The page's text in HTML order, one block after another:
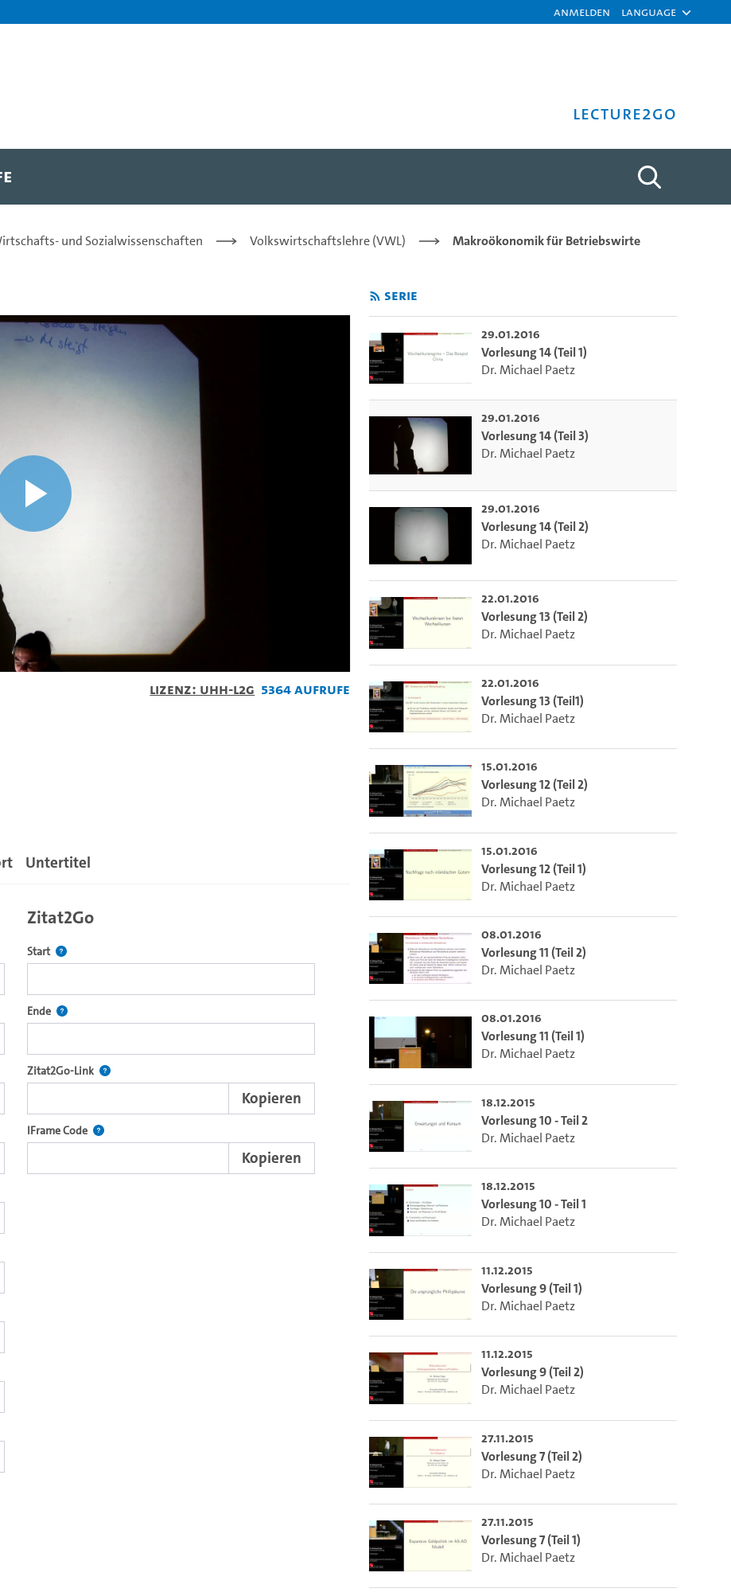
Anmelden Language
Lecture2Go
Dr. Michael Paetz - Universität Hamburg
und Sozialwissenschaften Volkswirtschaftslehre (VWL) Makroökonomik für Betriebswirte
Video
abspielen
Lizenz: UHH-L2G 5364 Aufrufe
Untertitel
Lecture2Go-Videoplayer einzubetten.
und die komplette Serie mit dem Lecture2Go-Videoplayer einzubetten.
Web-Applikationen.
browsereigenen Videoplayer einzubetten (HTML5).
Videos.
ein Video in den OpenOlat Video-Baustein einzubetten.
einzubetten.
Zitat2Go
Start Definiert den Startpunkt für Zitat2Go. Bitte in das Feld klicken, um die aktuelle Zeit auszuwählen.
Ende Definiert den Endpunkt für Zitat2Go. Bitte in das Feld klicken, um die aktuelle Zeit auszuwählen.
Zitat2Go-Link Nach der Auswahl eines Start- und Endpunktes verweist dieser Link auf den Ausschnitt des Videos.
Kopieren
IFrame Code Nutzen Sie diesen Code, um den Auschnitt des Videos mit dem Lecture2Go-Videoplayer einzubetten.
Kopieren
Serie
29.01.2016
Vorlesung 14 (Teil 1)
Dr. Michael Paetz
29.01.2016
Vorlesung 14 (Teil 3)
Dr. Michael Paetz
29.01.2016
Vorlesung 14 (Teil 2)
Dr. Michael Paetz
22.01.2016
Vorlesung 13 (Teil 2)
Dr. Michael Paetz
22.01.2016
Vorlesung 13 (Teil1)
Dr. Michael Paetz
15.01.2016
Vorlesung 12 (Teil 2)
Dr. Michael Paetz
15.01.2016
Vorlesung 12 (Teil 1)
Dr. Michael Paetz
08.01.2016
Vorlesung 11 (Teil 2)
Dr. Michael Paetz
08.01.2016
Vorlesung 11 (Teil 1)
Dr. Michael Paetz
18.12.2015
Vorlesung 10 - Teil 2
Dr. Michael Paetz
18.12.2015
Vorlesung 10 - Teil 1
Dr. Michael Paetz
11.12.2015
Vorlesung 9 (Teil 1)
Dr. Michael Paetz
11.12.2015
Vorlesung 9 (Teil 2)
Dr. Michael Paetz
27.11.2015
Vorlesung 7 (Teil 2)
Dr. Michael Paetz
27.11.2015
Vorlesung 7 (Teil 1)
Dr. Michael Paetz